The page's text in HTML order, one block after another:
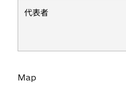
代表者
Map